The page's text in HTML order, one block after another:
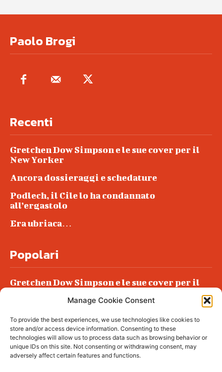
Manage Cookie Consent
To provide the best experiences, we use technologies like cookies to
store and/or access device information. Consenting to these
technologies will allow us to process data such as browsing behavior or
unique IDs on this site. Not consenting or withdrawing consent, may
adversely affect certain features and functions.
Paolo Brogi
Recenti
Gretchen Dow Simpson e le sue cover per il
New Yorker
Ancora dossieraggi e schedature
Podlech, il Cile lo ha condannato
all’ergastolo
Era ubriaca…
Popolari
Gretchen Dow Simpson e le sue cover per il
Podlech, il Cile lo ha condannato
all’ergastolo
Era ubriaca…